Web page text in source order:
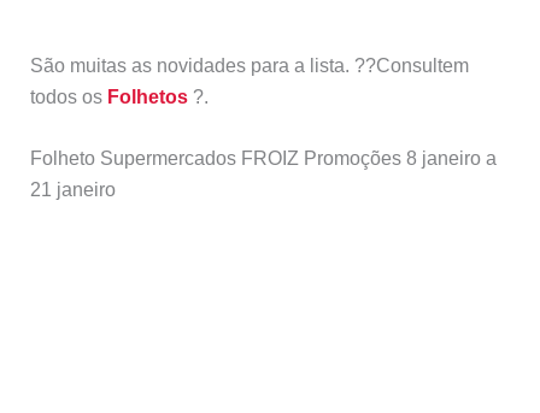
São muitas as novidades para a lista. ??Consultem
todos os Folhetos ?.
Folheto Supermercados FROIZ Promoções 8 janeiro a
21 janeiro